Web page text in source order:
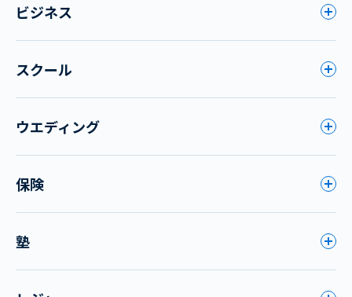
ビジネス
スクール
ウエディング
保険
塾